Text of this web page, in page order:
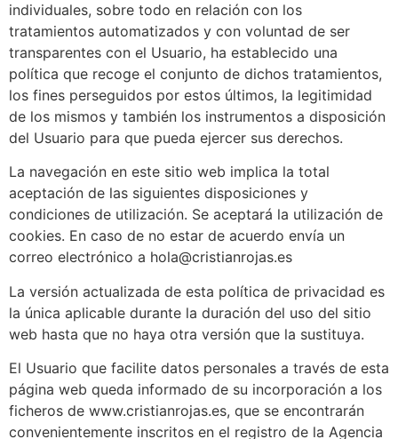
individuales, sobre todo en relación con los
tratamientos automatizados y con voluntad de ser
transparentes con el Usuario, ha establecido una
política que recoge el conjunto de dichos tratamientos,
los fines perseguidos por estos últimos, la legitimidad
de los mismos y también los instrumentos a disposición
del Usuario para que pueda ejercer sus derechos.
La navegación en este sitio web implica la total
aceptación de las siguientes disposiciones y
condiciones de utilización. Se aceptará la utilización de
cookies. En caso de no estar de acuerdo envía un
correo electrónico a hola@cristianrojas.es
La versión actualizada de esta política de privacidad es
la única aplicable durante la duración del uso del sitio
web hasta que no haya otra versión que la sustituya.
El Usuario que facilite datos personales a través de esta
página web queda informado de su incorporación a los
ficheros de www.cristianrojas.es, que se encontrarán
convenientemente inscritos en el registro de la Agencia